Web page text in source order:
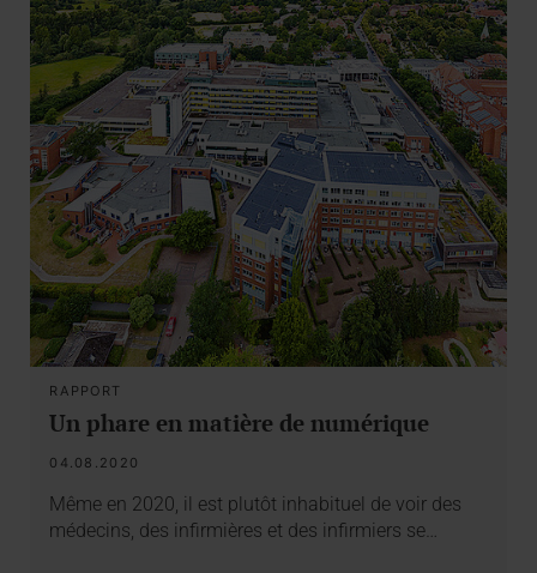
RAPPORT
Un phare en matière de numérique
04.08.2020
Même en 2020, il est plutôt inhabituel de voir des
médecins, des infirmières et des infirmiers se…